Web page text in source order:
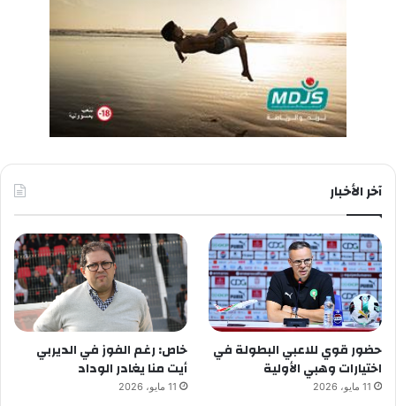
آخر الأخبار
حضور قوي للاعبي البطولة في
اختيارات وهبي الأولية
11 مايو، 2026
خاص: رغم الفوز في الديربي
أيت منا يغادر الوداد
11 مايو، 2026